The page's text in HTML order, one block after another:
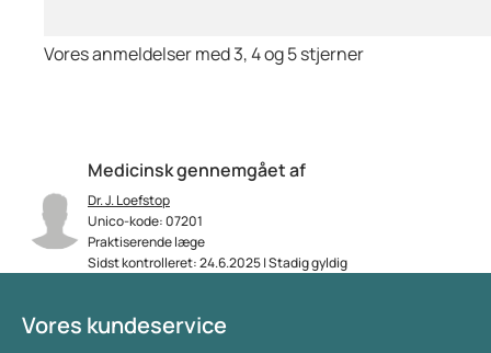
Medicinsk gennemgået af
Dr. J. Loefstop
Unico-kode: 07201
Praktiserende læge
Sidst kontrolleret: 24.6.2025 | Stadig gyldig
Vores anmeldelser med 3, 4 og 5 stjerner
Vores kundeservice